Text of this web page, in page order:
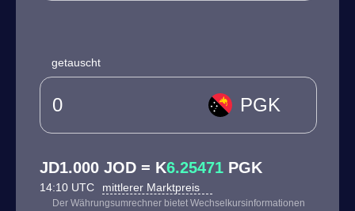
getauscht
PGK
JD1.000 JOD = K6.25471 PGK
14:10 UTC mittlerer Marktpreis
Der Währungsumrechner bietet Wechselkursinformationen